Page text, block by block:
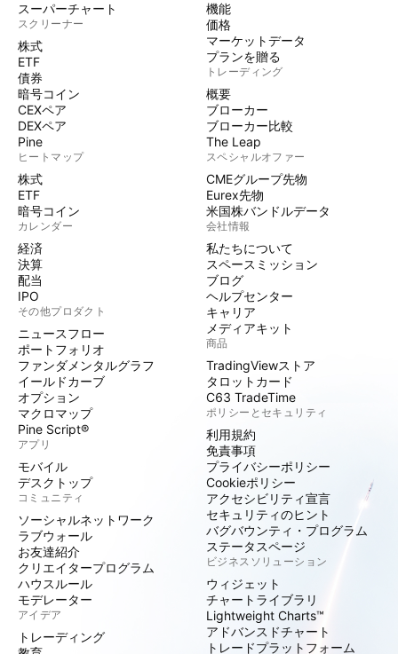
スーパーチャート
スクリーナー
株式
ETF
債券
暗号コイン
CEXペア
DEXペア
Pine
ヒートマップ
株式
ETF
暗号コイン
カレンダー
経済
決算
配当
IPO
その他プロダクト
ニュースフロー
ポートフォリオ
ファンダメンタルグラフ
イールドカーブ
オプション
マクロマップ
Pine Script®
アプリ
モバイル
デスクトップ
コミュニティ
ソーシャルネットワーク
ラブウォール
お友達紹介
クリエイタープログラム
ハウスルール
モデレーター
アイデア
トレーディング
機能
価格
マーケットデータ
プランを贈る
トレーディング
概要
ブローカー
ブローカー比較
The Leap
スペシャルオファー
CMEグループ先物
Eurex先物
米国株バンドルデータ
会社情報
私たちについて
スペースミッション
ブログ
ヘルプセンター
キャリア
メディアキット
商品
TradingViewストア
タロットカード
C63 TradeTime
ポリシーとセキュリティ
利用規約
免責事項
プライバシーポリシー
Cookieポリシー
アクセシビリティ宣言
セキュリティのヒント
バグバウンティ・プログラム
ステータスページ
ビジネスソリューション
ウィジェット
チャートライブラリ
Lightweight Charts™
アドバンスドチャート
トレードプラットフォーム